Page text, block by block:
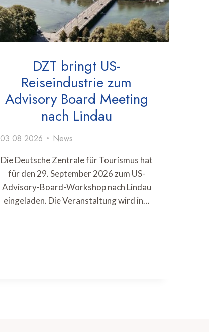
DZT bringt US-
Reiseindustrie zum
Advisory Board Meeting
nach Lindau
03.08.2026 News
Die Deutsche Zentrale für Tourismus hat
für den 29. September 2026 zum US-
Advisory-Board-Workshop nach Lindau
eingeladen. Die Veranstaltung wird in…